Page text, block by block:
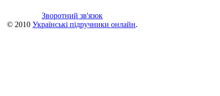
Зворотний зв'язок
© 2010 Українські підручники онлайн.